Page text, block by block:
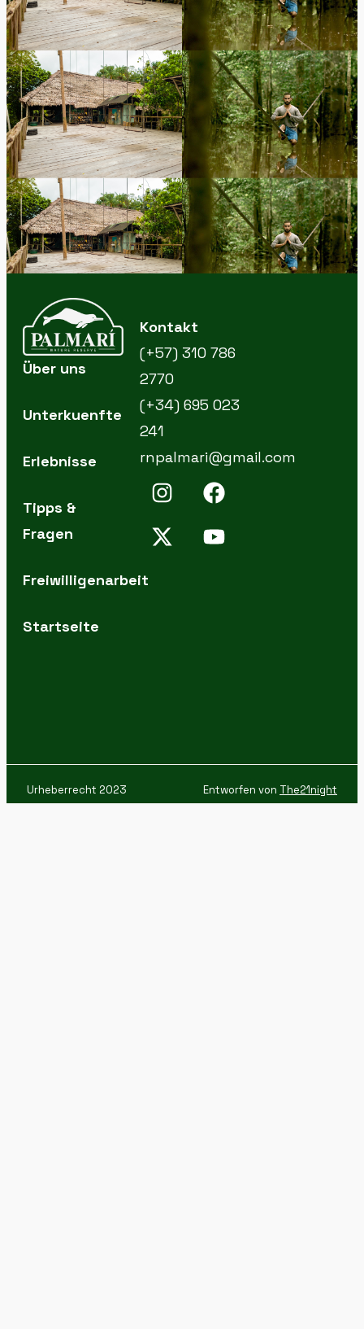
Über uns
Unterkuenfte
Erlebnisse
Tipps &
Fragen
Freiwilligenarbeit
Startseite
Kontakt
(+57) 310 786
2770
(+34) 695 023
241
rnpalmari@gmail.com
Urheberrecht 2023 Entworfen von The21night